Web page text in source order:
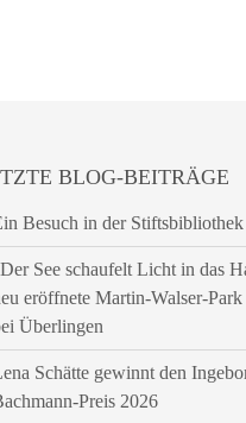
BLOG-BEITRÄGE
Besuch in der
See schaufelt Licht in das
eröffnete Martin-Walser-
Überlingen
Schätte gewinnt den
Preis 2026